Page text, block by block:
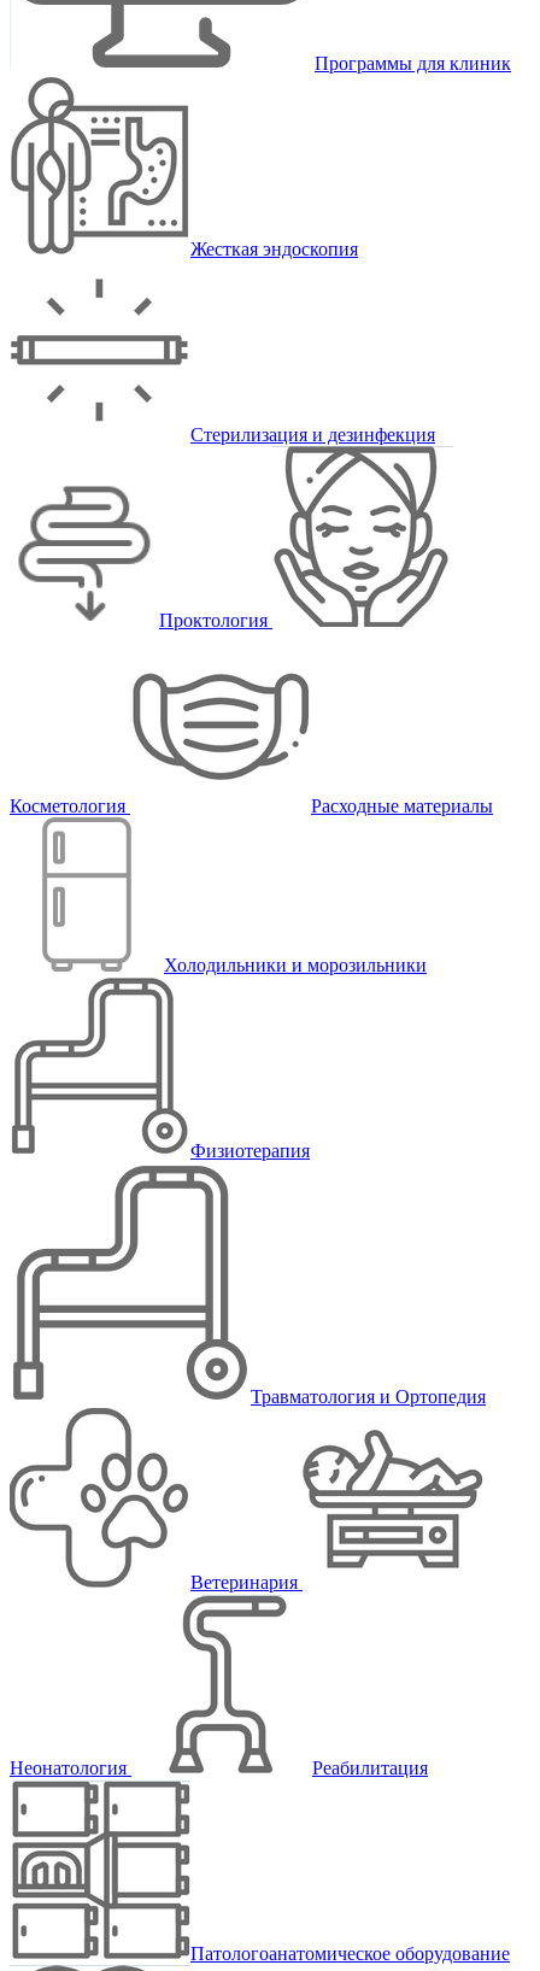
Программы для клиник
Жесткая эндоскопия
Стерилизация и дезинфекция
Проктология
Косметология Расходные материалы
Холодильники и морозильники
Физиотерапия
Травматология и Ортопедия
Ветеринария
Неонатология Реабилитация
Патологоанатомическое оборудование